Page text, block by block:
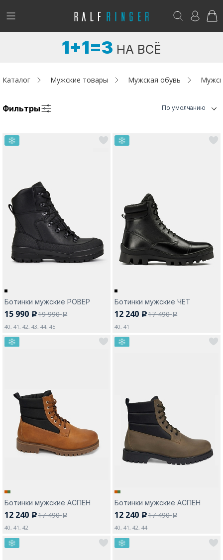
!
Женщинам
Акции / Новости
Адреса магазинов
Да, все верно Изменить город
Возникли вопросы? - club@ralf.ru
1+1=3 НА ВСЁ
Каталог Мужские товары Мужская обувь
Фильтры По умолчанию
Ботинки мужские РОВЕР
15 990 c19 990a
40, 41, 42, 43, 44, 45
Ботинки мужские ЧЕТ
12 240 c17 490a
40, 41
Ботинки мужские АСПЕН
12 240 c17 490a
40, 41, 42
Ботинки мужские АСПЕН
12 240 c17 490a
40, 41, 42, 44